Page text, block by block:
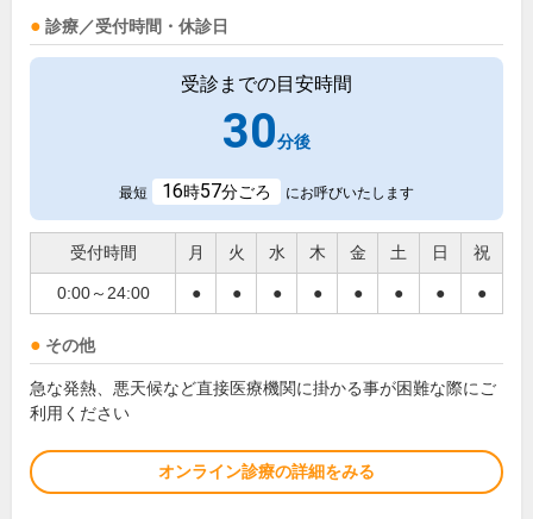
診療／受付時間・休診日
受診までの目安時間
30分後
最短 16時57分ごろ にお呼びいたします
受付時間 月 火 水 木 金 土 日 祝
0:00～24:00 ● ● ● ● ● ● ● ●
その他
急な発熱、悪天候など直接医療機関に掛かる事が困難な際にご
利用ください
オンライン診療の詳細をみる